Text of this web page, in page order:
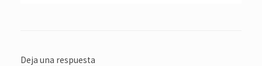
Deja una respuesta